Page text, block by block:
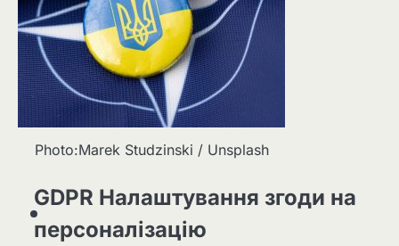
Photo:Marek Studzinski / Unsplash
GDPR Налаштування згоди на
персоналізацію